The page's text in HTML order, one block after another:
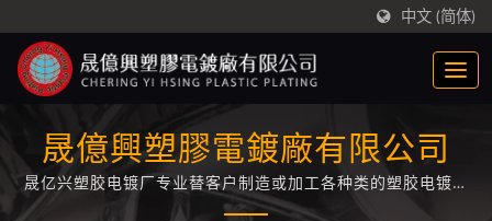
中文 (简体)
晟億興塑膠電鍍廠有限公司
晟亿兴塑胶电镀厂专业替客户制造或加工各种类的塑胶电镀制
品